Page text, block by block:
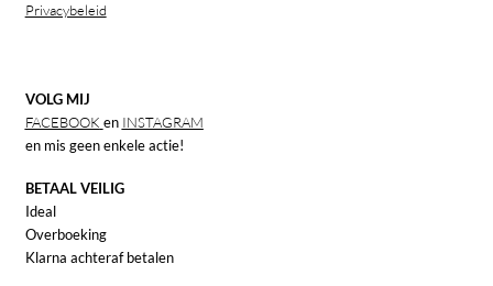
Privacybeleid
VOLG MIJ
FACEBOOK en INSTAGRAM
en mis geen enkele actie!
BETAAL VEILIG
Ideal
Overboeking
Klarna achteraf betalen